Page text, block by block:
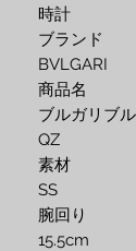
時計
ブランド
BVLGARI
商品名
ブルガリブ
QZ
素材
SS
腕回り
15.5cm